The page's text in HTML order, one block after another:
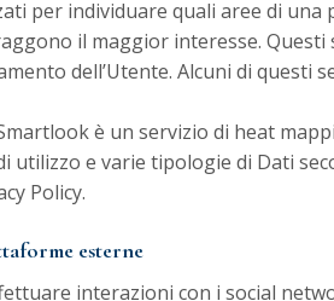
per individuare quali aree di
il maggior interesse.
dell’Utente. Alcuni di
è un servizio di heat
utilizzo e varie tipologie di Dati
Policy.
esterne
interazioni con i social